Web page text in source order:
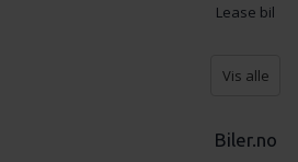
Lease bil
Vis alle
Biler.no